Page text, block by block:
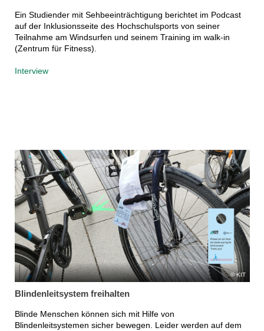
Ein Studiender mit Sehbeeinträchtigung berichtet im Podcast
auf der Inklusionsseite des Hochschulsports von seiner
Teilnahme am Windsurfen und seinem Training im walk-in
(Zentrum für Fitness).
Interview
KIT
Blindenleitsystem freihalten
Blinde Menschen können sich mit Hilfe von
Blindenleitsystemen sicher bewegen. Leider werden auf dem